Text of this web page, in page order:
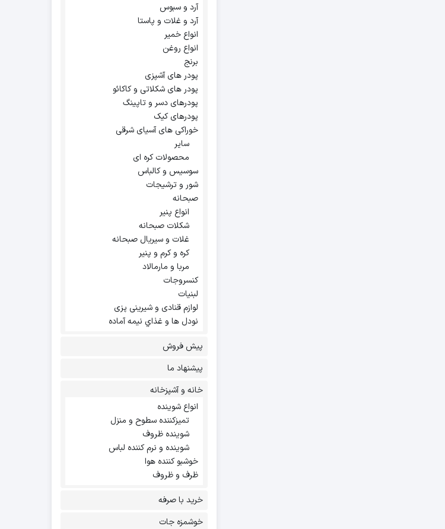
آرد و سبوس
آرد و غلات و پاستا
انواع خمیر
انواع روغن
برنج
پودر های آشپزی
پودر های شکلاتی و کاکائو
پودرهای دسر و تاپینگ
پودرهای کیک
خوراکی های آسیای شرقی
سایر
محصولات کره ای
سوسیس و کالباس
شور و ترشیجات
صبحانه
انواع پنیر
شکلات صبحانه
غلات و سیریال صبحانه
کره و کرم و پنیر
مربا و مارمالاد
کنسروجات
لبنیات
لوازم قنادی و شیرینی پزی
نودل ها و غذاي نيمه آماده
پیش فروش
پیشنهاد ما
خانه و آشپزخانه
انواع شوینده
تمیزکننده سطوح و منزل
شوینده ظروف
شوینده و نرم کننده لباس
خوشبو کننده هوا
ظرف و ظروف
خرید با صرفه
خوشمزه جات